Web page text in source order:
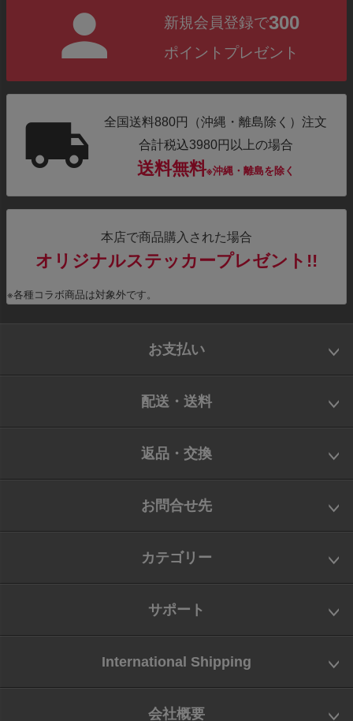
新規会員登録で300
ポイントプレゼント
全国送料880円（沖縄・離島除く）注文
合計税込3980円以上の場合
送料無料※沖縄・離島を除く
本店で商品購入された場合
オリジナルステッカープレゼント!!
※各種コラボ商品は対象外です。
お支払い
配送・送料
返品・交換
お問合せ先
カテゴリー
サポート
International Shipping
会社概要